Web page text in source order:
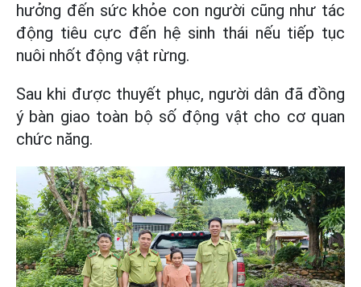
hưởng đến sức khỏe con người cũng như tác
động tiêu cực đến hệ sinh thái nếu tiếp tục
nuôi nhốt động vật rừng.
Sau khi được thuyết phục, người dân đã đồng
ý bàn giao toàn bộ số động vật cho cơ quan
chức năng.